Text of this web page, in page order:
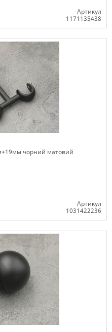
Артикул
1171135438
чорний матовий
Артикул
1031422236